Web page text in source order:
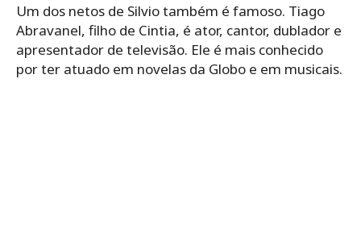
Um dos netos de Silvio também é famoso. Tiago
Abravanel, filho de Cintia, é ator, cantor, dublador e
apresentador de televisão. Ele é mais conhecido
por ter atuado em novelas da Globo e em musicais.